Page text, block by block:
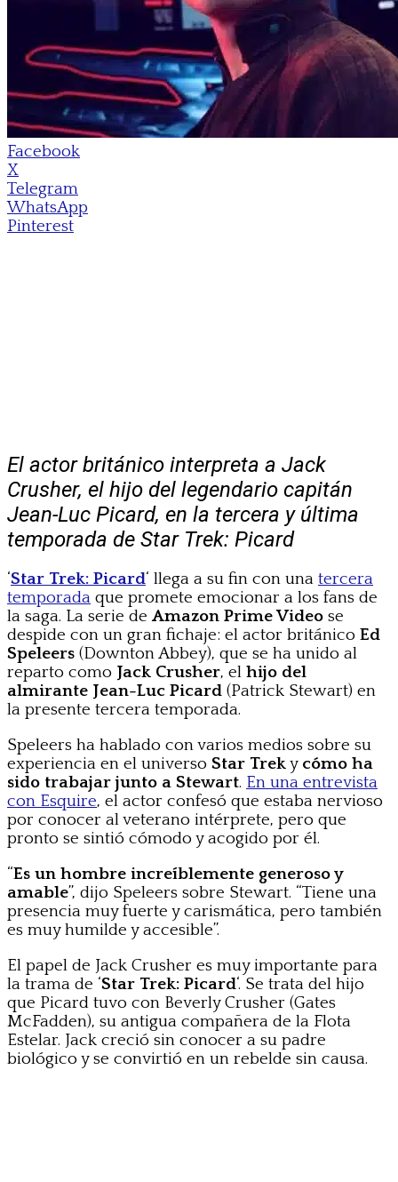
Facebook
X
Telegram
WhatsApp
Pinterest
El actor británico interpreta a Jack
Crusher, el hijo del legendario capitán
Jean-Luc Picard, en la tercera y última
temporada de Star Trek: Picard
‘Star Trek: Picard‘ llega a su fin con una tercera
temporada que promete emocionar a los fans de
la saga. La serie de Amazon Prime Video se
despide con un gran fichaje: el actor británico Ed
Speleers (Downton Abbey), que se ha unido al
reparto como Jack Crusher, el hijo del
almirante Jean-Luc Picard (Patrick Stewart) en
la presente tercera temporada.
Speleers ha hablado con varios medios sobre su
experiencia en el universo Star Treky cómo ha
sido trabajar junto a Stewart. En una entrevista
con Esquire, el actor confesó que estaba nervioso
por conocer al veterano intérprete, pero que
pronto se sintió cómodo y acogido por él.
“Es un hombre increíblemente generoso y
amable”, dijo Speleers sobre Stewart. “Tiene una
presencia muy fuerte y carismática, pero también
es muy humilde y accesible”.
El papel de Jack Crusher es muy importante para
la trama de ‘Star Trek: Picard‘. Se trata del hijo
que Picard tuvo con Beverly Crusher (Gates
McFadden), su antigua compañera de la Flota
Estelar. Jack creció sin conocer a su padre
biológico y se convirtió en un rebelde sin causa.